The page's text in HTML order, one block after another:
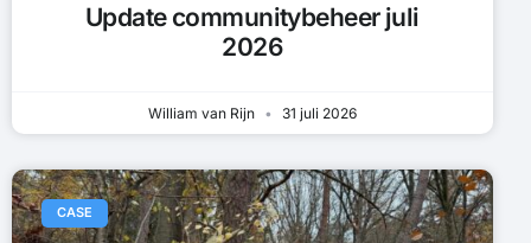
Update communitybeheer juli
2026
William van Rijn 31 juli 2026
CASE